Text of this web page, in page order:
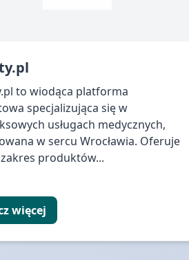
to wiodąca platforma
specjalizująca się w
usługach medycznych,
w sercu Wrocławia. Oferuje
produktów...
więcej